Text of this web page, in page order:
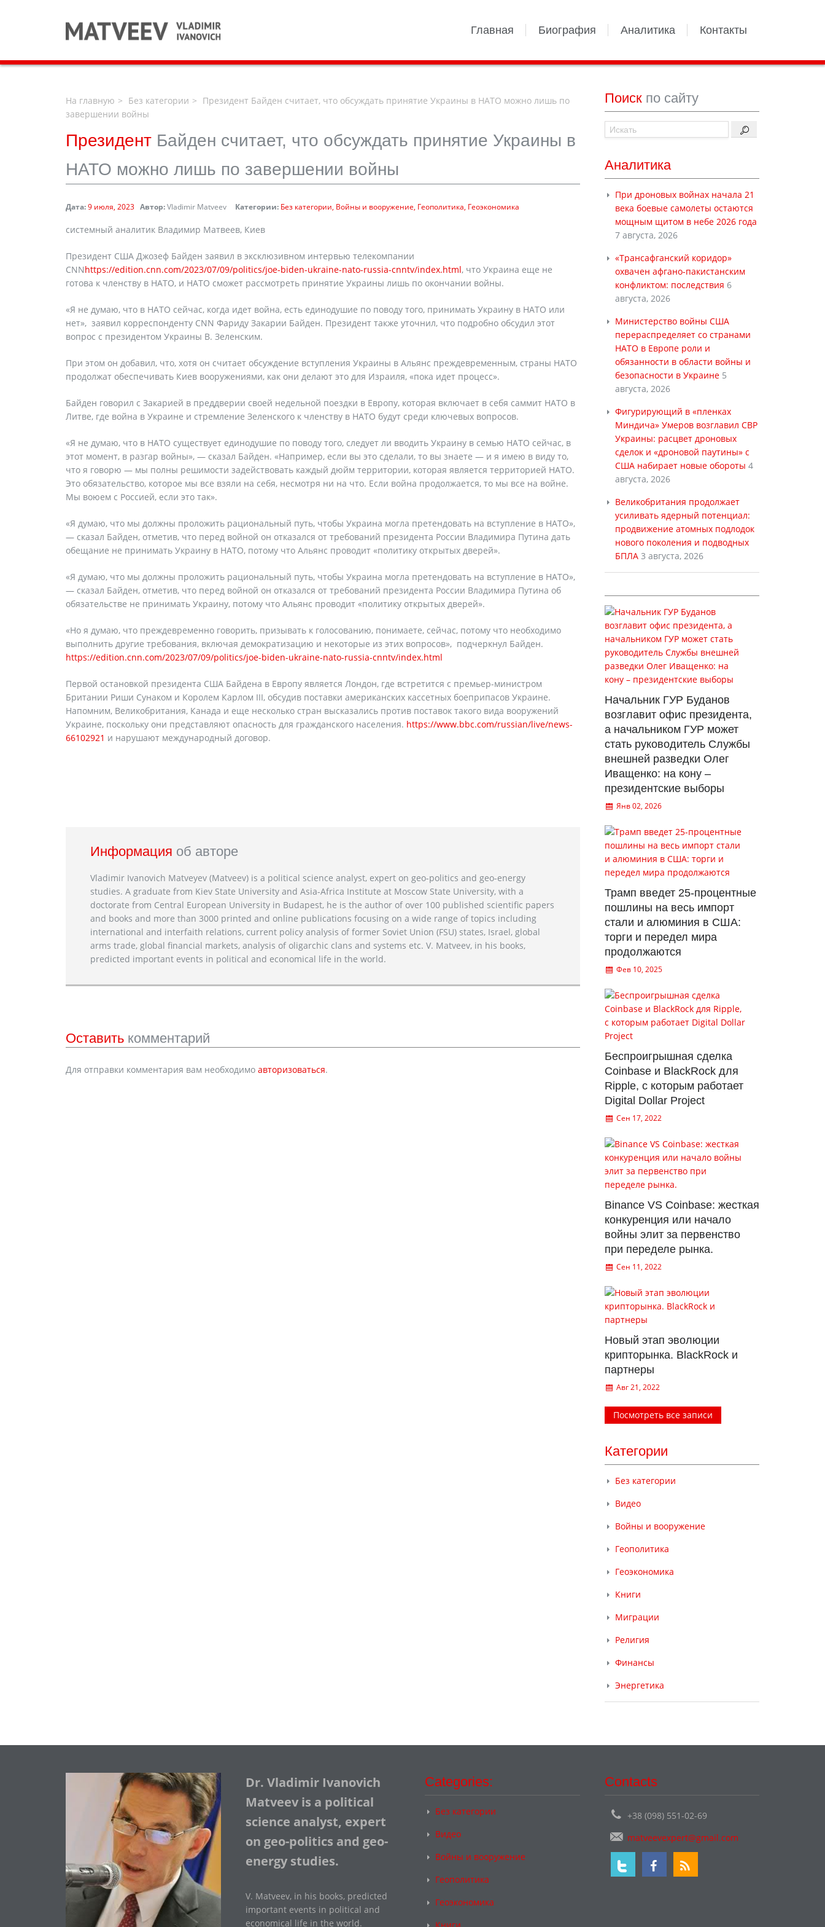
Главная Биография Аналитика Контакты
На главную Без категории
Президент Байден считает, что обсуждать принятие Украины в НАТО можно лишь по
завершении войны
Президент Байден считает, что обсуждать принятие Украины в
НАТО можно лишь по завершении войны
Дата:9 июля, 2023 Автор:Vladimir Matveev Категории: Без категории Войны и вооружение Геополитика Геоэкономика
системный аналитик Владимир Матвеев, Киев
Президент США Джозеф Байден заявил в эксклюзивном интервью телекомпании
CNNhttps://edition.cnn.com/2023/07/09/politics/joe-biden-ukraine-nato-russia-cnntv/index.html, что Украина еще не
готова к членству в НАТО, и НАТО сможет рассмотреть принятие Украины лишь по окончании войны.
«Я не думаю, что в НАТО сейчас, когда идет война, есть единодушие по поводу того, принимать Украину в НАТО или
нет», заявил корреспонденту CNN Фариду Закарии Байден. Президент также уточнил, что подробно обсудил этот
вопрос с президентом Украины В. Зеленским.
При этом он добавил, что, хотя он считает обсуждение вступления Украины в Альянс преждевременным, страны НАТО
продолжат обеспечивать Киев вооружениями, как они делают это для Израиля, «пока идет процесс».
Байден говорил с Закарией в преддверии своей недельной поездки в Европу, которая включает в себя саммит НАТО в
Литве, где война в Украине и стремление Зеленского к членству в НАТО будут среди ключевых вопросов.
«Я не думаю, что в НАТО существует единодушие по поводу того, следует ли вводить Украину в семью НАТО сейчас, в
этот момент, в разгар войны», — сказал Байден. «Например, если вы это сделали, то вы знаете — и я имею в виду то,
что я говорю — мы полны решимости задействовать каждый дюйм территории, которая является территорией НАТО.
Это обязательство, которое мы все взяли на себя, несмотря ни на что. Если война продолжается, то мы все на войне.
Мы воюем с Россией, если это так».
«Я думаю, что мы должны проложить рациональный путь, чтобы Украина могла претендовать на вступление в НАТО»,
— сказал Байден, отметив, что перед войной он отказался от требований президента России Владимира Путина дать
обещание не принимать Украину в НАТО, потому что Альянс проводит «политику открытых дверей».
«Я думаю, что мы должны проложить рациональный путь, чтобы Украина могла претендовать на вступление в НАТО»,
— сказал Байден, отметив, что перед войной он отказался от требований президента России Владимира Путина об
обязательстве не принимать Украину, потому что Альянс проводит «политику открытых дверей».
«Но я думаю, что преждевременно говорить, призывать к голосованию, понимаете, сейчас, потому что необходимо
выполнить другие требования, включая демократизацию и некоторые из этих вопросов», подчеркнул Байден.
https://edition.cnn.com/2023/07/09/politics/joe-biden-ukraine-nato-russia-cnntv/index.html
Первой остановкой президента США Байдена в Европу является Лондон, где встретится с премьер-министром
Британии Риши Сунаком и Королем Карлом III, обсудив поставки американских кассетных боеприпасов Украине.
Напомним, Великобритания, Канада и еще несколько стран высказались против поставок такого вида вооружений
Украине, поскольку они представляют опасность для гражданского населения. https://www.bbc.com/russian/live/news-
66102921 и нарушают международный договор.
Информация об авторе
Vladimir Ivanovich Matveyev (Matveev) is a political science analyst, expert on geo-politics and geo-energy
studies. A graduate from Kiev State University and Asia-Africa Institute at Moscow State University, with a
doctorate from Central European University in Budapest, he is the author of over 100 published scientific papers
and books and more than 3000 printed and online publications focusing on a wide range of topics including
international and interfaith relations, current policy analysis of former Soviet Union (FSU) states, Israel, global
arms trade, global financial markets, analysis of oligarchic clans and systems etc. V. Matveev, in his books,
predicted important events in political and economical life in the world.
Оставить комментарий
Для отправки комментария вам необходимо авторизоваться.
Поиск по сайту
Аналитика
При дроновых войнах начала 21
века боевые самолеты остаются
мощным щитом в небе 2026 года
7 августа, 2026
«Трансафганский коридор»
охвачен афгано-пакистанским
конфликтом: последствия 6
августа, 2026
Министерство войны США
перераспределяет со странами
НАТО в Европе роли и
обязанности в области войны и
безопасности в Украине 5
августа, 2026
Фигурирующий в «пленках
Миндича» Умеров возглавил СВР
Украины: расцвет дроновых
сделок и «дроновой паутины» с
США набирает новые обороты 4
августа, 2026
Великобритания продолжает
усиливать ядерный потенциал:
продвижение атомных подлодок
нового поколения и подводных
БПЛА 3 августа, 2026
Начальник ГУР Буданов
возглавит офис президента,
а начальником ГУР может
стать руководитель Службы
внешней разведки Олег
Иващенко: на кону –
президентские выборы
Янв 02, 2026
Трамп введет 25-процентные
пошлины на весь импорт
стали и алюминия в США:
торги и передел мира
продолжаются
Фев 10, 2025
Беспроигрышная сделка
Coinbase и BlackRock для
Ripple, с которым работает
Digital Dollar Project
Сен 17, 2022
Binance VS Coinbase: жесткая
конкуренция или начало
войны элит за первенство
при переделе рынка.
Сен 11, 2022
Новый этап эволюции
крипторынка. BlackRock и
партнеры
Авг 21, 2022
Посмотреть все записи
Категории
Без категории
Видео
Войны и вооружение
Геополитика
Геоэкономика
Книги
Миграции
Религия
Финансы
Энергетика
Dr. Vladimir Ivanovich
Matveev is a political
science analyst, expert
on geo-politics and geo-
energy studies.
V. Matveev, in his books, predicted
important events in political and
economical life in the world.
Categories:
Без категории
Видео
Войны и вооружение
Геополитика
Геоэкономика
Contacts
+38 (098) 551-02-69
matveevexpert@gmail.com